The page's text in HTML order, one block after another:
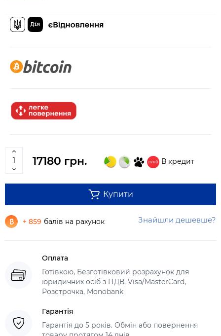
17180 грн. В кредит
Купити
+ 859 балів на рахунок Знайшли дешевше?
Оплата
Готівкою, Безготівковий розрахунок для
юридичних осіб з ПДВ, Visa/MasterCard,
Розстрочка, Monobank
Гарантія
Гарантія до 5 років. Обмін або повернення